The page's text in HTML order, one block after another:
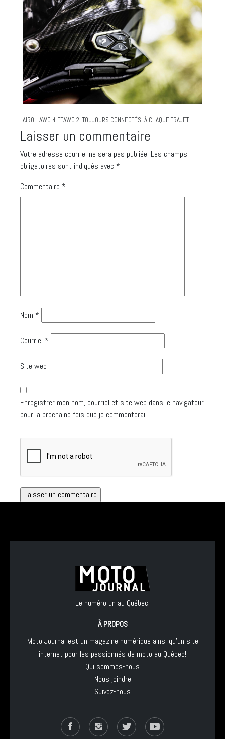
AIROH AWC 4 ETAWC 2: TOUJOURS CONNECTÉS, À CHAQUE TRAJET
Laisser un commentaire
Votre adresse courriel ne sera pas publiée. Les champs
obligatoires sont indiqués avec *
Commentaire *
Nom *
Courriel *
Site web
Enregistrer mon nom, courriel et site web dans le navigateur
pour la prochaine fois que je commenterai.
Le numéro un au Québec!
À PROPOS
Moto Journal est un magazine numérique ainsi qu'un site
internet pour les passionnés de moto au Québec!
Qui sommes-nous
Nous joindre
Suivez-nous